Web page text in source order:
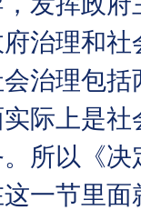
治理和社
治理包
际上是
所以《
一节里